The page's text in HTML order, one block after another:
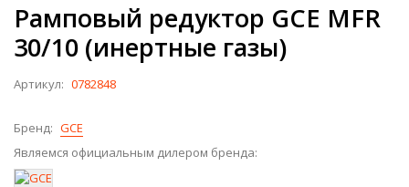
Рамповый редуктор GCE MFR
30/10 (инертные газы)
Артикул: 0782848
Бренд: GCE
Являемся официальным дилером бренда: